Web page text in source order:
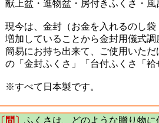
献上盆・進物盆・房付きふくさ・風
現今は、金封（お金を入れるのし袋
増加していることから金封用儀式調
簡易にお持ち出来て、ご使用いた
の「金封ふくさ」「台付ふくさ「
※すべて日本製です。
〔問〕 ふくさは、どのような贈り物